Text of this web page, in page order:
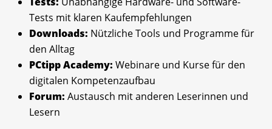
Tests mit klaren Kaufempfehlungen
Downloads: Nützliche Tools und Programme für
den Alltag
PCtipp Academy: Webinare und Kurse für den
digitalen Kompetenzaufbau
Forum: Austausch mit anderen Leserinnen und
Lesern